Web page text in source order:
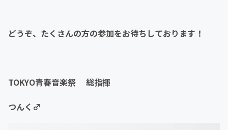
どうぞ、たくさんの方の参加をお待ちしております！
TOKYO青春音楽祭 総指揮
つんく♂